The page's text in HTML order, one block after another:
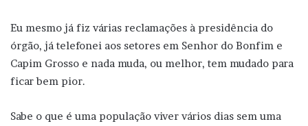
Eu mesmo já fiz várias reclamações à presidência do
órgão, já telefonei aos setores em Senhor do Bonfim e
Capim Grosso e nada muda, ou melhor, tem mudado para
ficar bem pior.
Sabe o que é uma população viver vários dias sem uma